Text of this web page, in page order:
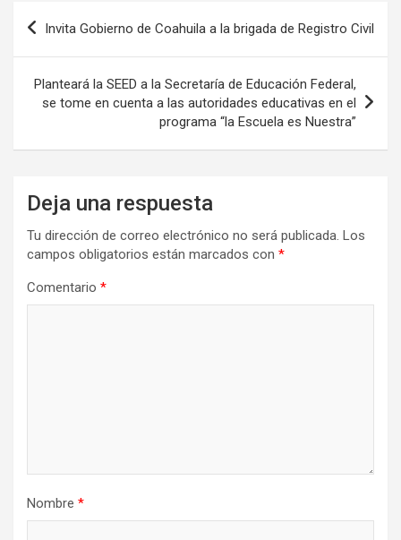
Navegación
Invita Gobierno de Coahuila a la brigada de Registro Civil
Planteará la SEED a la Secretaría de Educación Federal,
se tome en cuenta a las autoridades educativas en el
programa “la Escuela es Nuestra”
Deja una respuesta
Tu dirección de correo electrónico no será publicada. Los
campos obligatorios están marcados con *
Comentario *
Nombre *